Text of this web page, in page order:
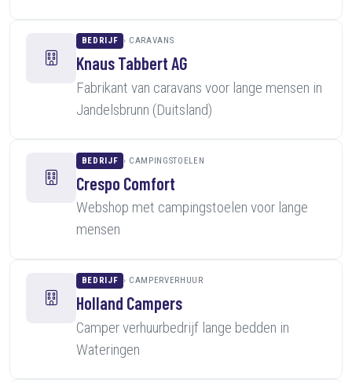
BEDRIJF CARAVANS
Knaus Tabbert AG
Fabrikant van caravans voor lange mensen in
Jandelsbrunn (Duitsland)
BEDRIJF CAMPINGSTOELEN
Crespo Comfort
Webshop met campingstoelen voor lange
mensen
BEDRIJF CAMPERVERHUUR
Holland Campers
Camper verhuurbedrijf lange bedden in
Wateringen